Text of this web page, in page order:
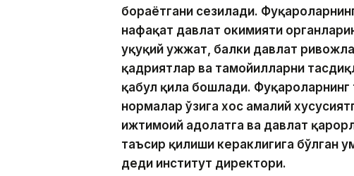
бораётгани сезилади.
нафақат давлат ҳокимияти
ҳуқуқий ҳужжат, балки давлат
қадриятлар ва тамойилларни
қабул қила бошлади.
нормалар ўзига хос амалий
ижтимоий адолатга ва давлат
таъсир қилиши кераклигига бўлган
деди институт директори.